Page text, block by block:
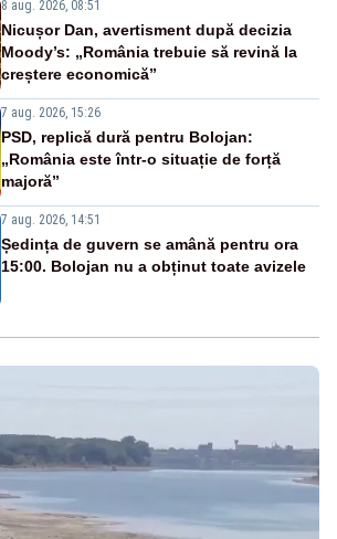
8 aug. 2026, 08:51
Nicușor Dan, avertisment după decizia
Moody’s: „România trebuie să revină la
creștere economică”
7 aug. 2026, 15:26
PSD, replică dură pentru Bolojan:
„România este într-o situație de forță
majoră”
7 aug. 2026, 14:51
Ședința de guvern se amână pentru ora
15:00. Bolojan nu a obținut toate avizele